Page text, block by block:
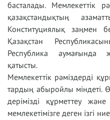
басталады. Мемлекеттік
қазақстандықтың
Конституциялық заңмен
Қазақстан
Республика аумағында
қатысты.
Мемлекеттік рәміздерді
тар­дың абыройлы міндеті.
дері­мізді құрметтеу
мемле­ке­ті­мізге деген ізгі